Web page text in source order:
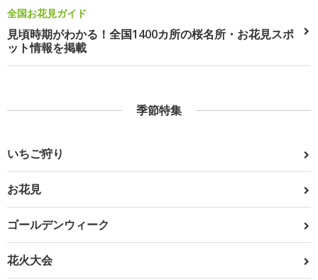
全国お花見ガイド
見頃時期がわかる！全国1400カ所の桜名所・お花見スポ
ット情報を掲載
季節特集
いちご狩り
お花見
ゴールデンウィーク
花火大会